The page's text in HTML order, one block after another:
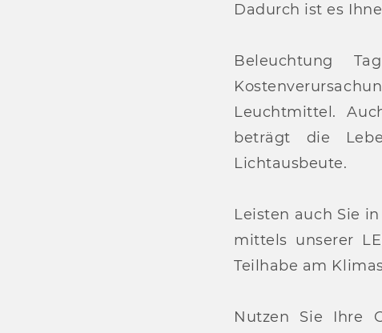
Dadurch ist es
Beleuchtung
Leuchtmittel.
beträgt die
Lichtausbeute.
Leisten auch Sie
mittels unserer
Teilhabe am
Nutzen Sie Ihre